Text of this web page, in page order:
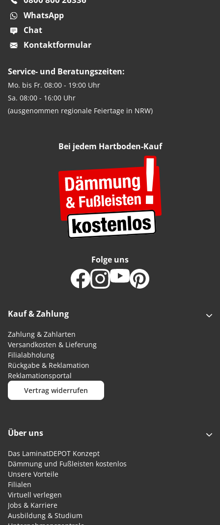
WhatsApp
Chat
Kontaktformular
Service- und Beratungszeiten:
Mo. bis Fr. 08:00 - 19:00 Uhr
Sa. 08:00 - 16:00 Uhr
(ausgenommen regionale Feiertage in NRW)
Bei jedem Hartboden-Kauf
Kauf & Zahlung
Zahlung & Zahlarten
Versandkosten & Lieferung
Filialabholung
Rückgabe & Reklamation
Reklamationsportal
Vertrag widerrufen
Folge uns
Über uns
Das LaminatDEPOT Konzept
Dämmung und Fußleisten kostenlos
Unsere Vorteile
Filialen
Virtuell verlegen
Jobs & Karriere
Ausbildung & Studium